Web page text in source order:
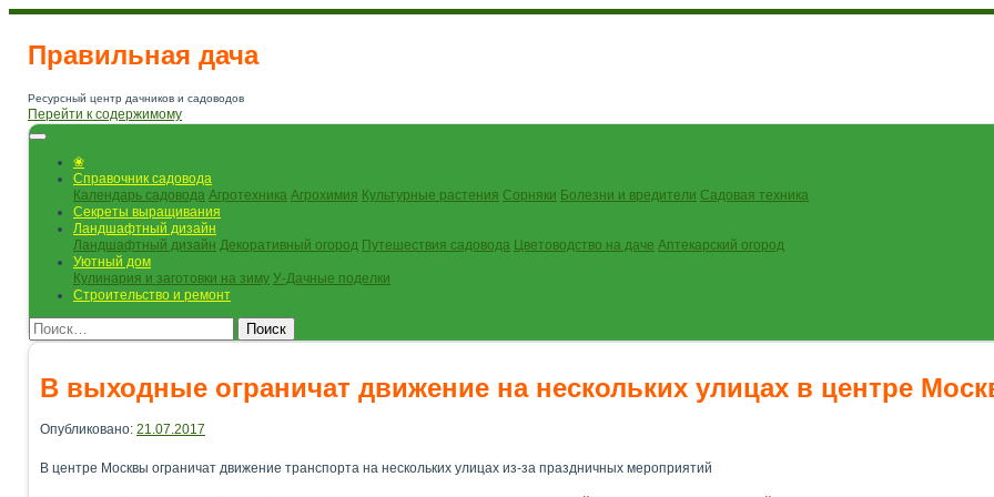
Правильная дача
Ресурсный центр дачников и садоводов
Перейти к содержимому
❀
Справочник садовода
Календарь садовода Агротехника Агрохимия Культурные растения Сорняки Болезни и вредители Садовая техника
Секреты выращивания
Ландшафтный дизайн
Ландшафтный дизайн Декоративный огород Путешествия садовода Цветоводство на даче Аптекарский огород
Уютный дом
Кулинария и заготовки на зиму У-Дачные поделки
Строительство и ремонт
Поиск
В выходные ограничат движение на нескольких улицах в центре
Опубликовано: 21.07.2017
В центре Москвы ограничат движение транспорта на нескольких улицах из-за праздничных мероприятий